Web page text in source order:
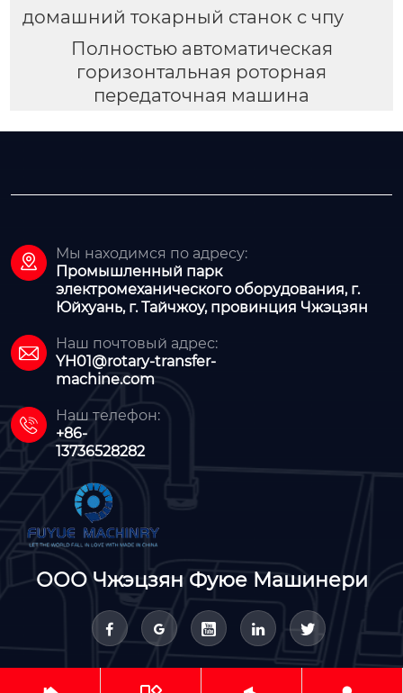
домашний токарный станок с чпу
Полностью автоматическая
горизонтальная роторная
передаточная машина

Мы находимся по адресу:
Промышленный парк
электромеханического оборудования, г.
Юйхуань, г. Тайчжоу, провинция Чжэцзян

Наш почтовый адрес:
YH01@rotary-transfer-
machine.com

Наш телефон:
+86-
13736528282
ООО Чжэцзян Фуюе Машинери
    